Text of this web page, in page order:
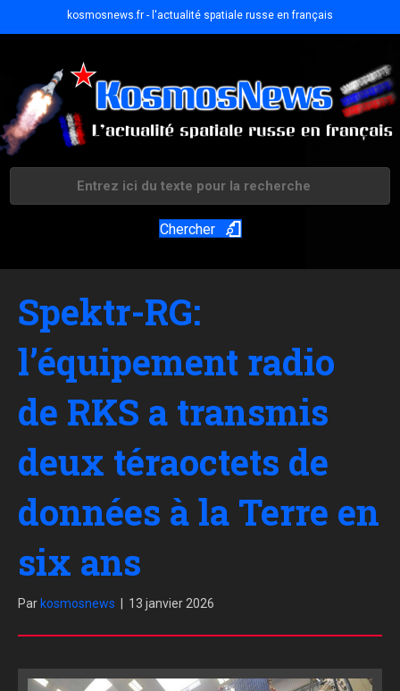
kosmosnews.fr - l'actualité spatiale russe en français
Chercher
Spektr-RG:
l’équipement radio
de RKS a transmis
deux téraoctets de
données à la Terre en
six ans
Par kosmosnews 13 janvier 2026